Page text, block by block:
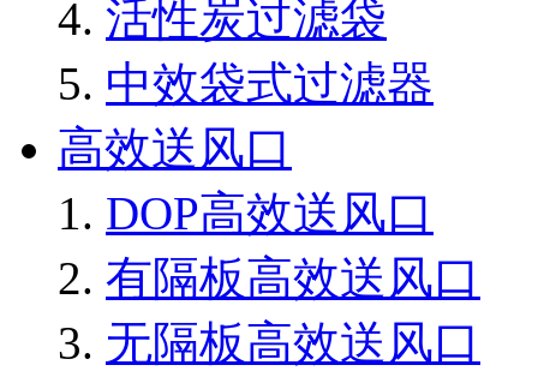
活性炭过滤袋
中效袋式过滤器
高效送风口
DOP高效送风口
有隔板高效送风口
无隔板高效送风口